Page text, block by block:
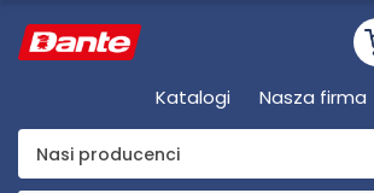
Katalogi Nasza firma
Nasi producenci